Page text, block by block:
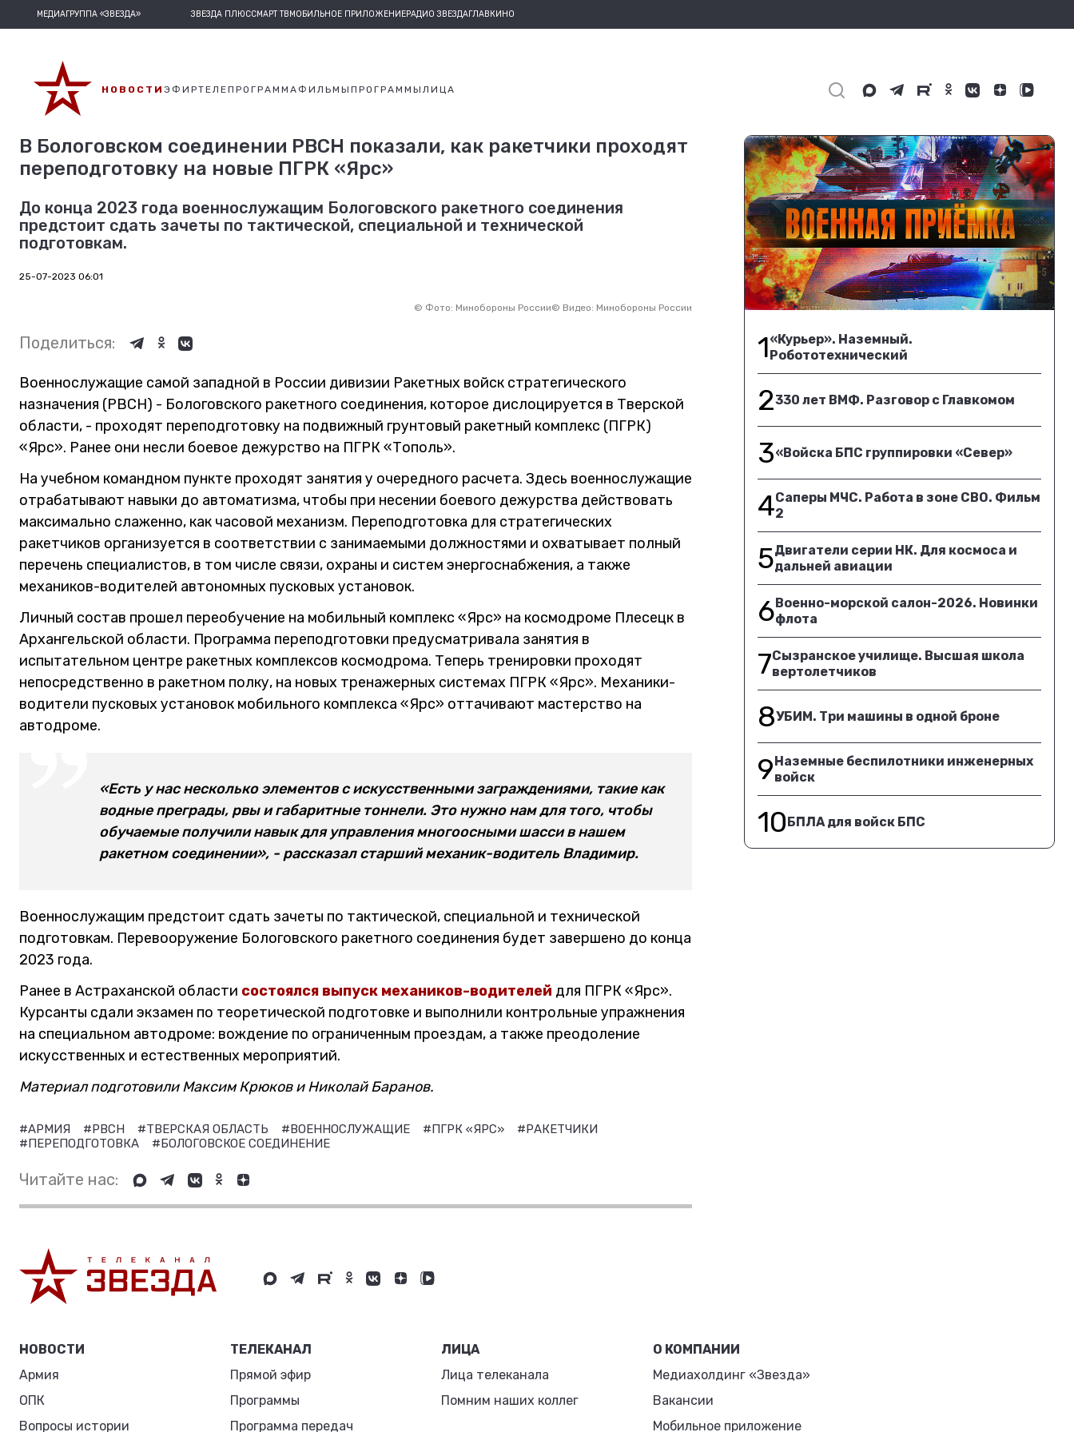
МЕДИАГРУППА «ЗВЕЗДА» ЗВЕЗДА ПЛЮССМАРТ ТВМОБИЛЬНОЕ ПРИЛОЖЕНИЕРАДИО ЗВЕЗДАГЛАВКИНО
НОВОСТИ ЭФИРТЕЛЕПРОГРАММАФИЛЬМЫ ПРОГРАММЫ ЛИЦА
В Бологовском соединении РВСН показали, как ракетчики проходят
переподготовку на новые ПГРК «Ярс»
До конца 2023 года военнослужащим Бологовского ракетного соединения
предстоит сдать зачеты по тактической, специальной и технической
подготовкам.
25-07-2023 06:01
© Фото: Минобороны России© Видео: Минобороны России
Поделиться:
Военнослужащие самой западной в России дивизии Ракетных войск стратегического
назначения (РВСН) - Бологовского ракетного соединения, которое дислоцируется в Тверской
области, - проходят переподготовку на подвижный грунтовый ракетный комплекс (ПГРК)
«Ярс». Ранее они несли боевое дежурство на ПГРК «Тополь».
На учебном командном пункте проходят занятия у очередного расчета. Здесь военнослужащие
отрабатывают навыки до автоматизма, чтобы при несении боевого дежурства действовать
максимально слаженно, как часовой механизм. Переподготовка для стратегических
ракетчиков организуется в соответствии с занимаемыми должностями и охватывает полный
перечень специалистов, в том числе связи, охраны и систем энергоснабжения, а также
механиков-водителей автономных пусковых установок.
Личный состав прошел переобучение на мобильный комплекс «Ярс» на космодроме Плесецк в
Архангельской области. Программа переподготовки предусматривала занятия в
испытательном центре ракетных комплексов космодрома. Теперь тренировки проходят
непосредственно в ракетном полку, на новых тренажерных системах ПГРК «Ярс». Механики-
водители пусковых установок мобильного комплекса «Ярс» оттачивают мастерство на
автодроме.
«Есть у нас несколько элементов с искусственными заграждениями, такие как
водные преграды, рвы и габаритные тоннели. Это нужно нам для того, чтобы
обучаемые получили навык для управления многоосными шасси в нашем
ракетном соединении», - рассказал старший механик-водитель Владимир.
Военнослужащим предстоит сдать зачеты по тактической, специальной и технической
подготовкам. Перевооружение Бологовского ракетного соединения будет завершено до конца
2023 года.
Ранее в Астраханской области состоялся выпуск механиков-водителей для ПГРК «Ярс».
Курсанты сдали экзамен по теоретической подготовке и выполнили контрольные упражнения
на специальном автодроме: вождение по ограниченным проездам, а также преодоление
искусственных и естественных мероприятий.
Материал подготовили Максим Крюков и Николай Баранов.
#АРМИЯ #РВСН #ТВЕРСКАЯ ОБЛАСТЬ #ВОЕННОСЛУЖАЩИЕ #ПГРК «ЯРС»
#РАКЕТЧИКИ
#ПЕРЕПОДГОТОВКА
#БОЛОГОВСКОЕ СОЕДИНЕНИЕ
Читайте нас:
1«Курьер». Наземный.
Робототехнический
2330 лет ВМФ. Разговор с Главкомом
3«Войска БПС группировки «Север»
4Саперы МЧС. Работа в зоне СВО. Фильм
2
5Двигатели серии НК. Для космоса и
дальней авиации
6Военно-морской салон-2026. Новинки
флота
7Сызранское училище. Высшая школа
вертолетчиков
8УБИМ. Три машины в одной броне
9Наземные беспилотники инженерных
войск
10БПЛА для войск БПС
НОВОСТИ
Армия
ОПК
Вопросы истории
ТЕЛЕКАНАЛ
Прямой эфир
Программы
Программа передач
ЛИЦА
Лица телеканала
Помним наших коллег
О КОМПАНИИ
Медиахолдинг «Звезда»
Вакансии
Мобильное приложение